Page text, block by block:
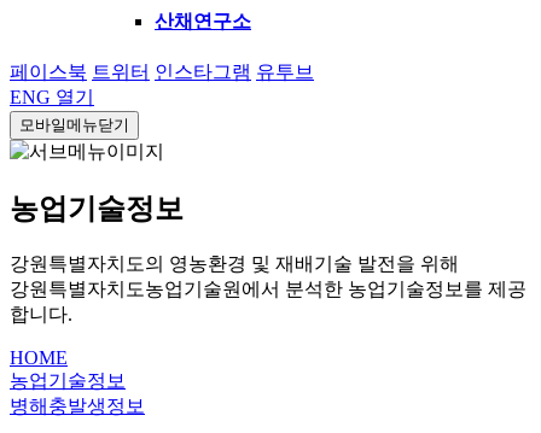
산채연구소
페이스북 트위터 인스타그램 유투브
ENG 열기
모바일메뉴닫기
농업기술정보
강원특별자치도의 영농환경 및 재배기술 발전을 위해
강원특별자치도농업기술원에서 분석한 농업기술정보를 제공
합니다.
HOME
농업기술정보
병해충발생정보